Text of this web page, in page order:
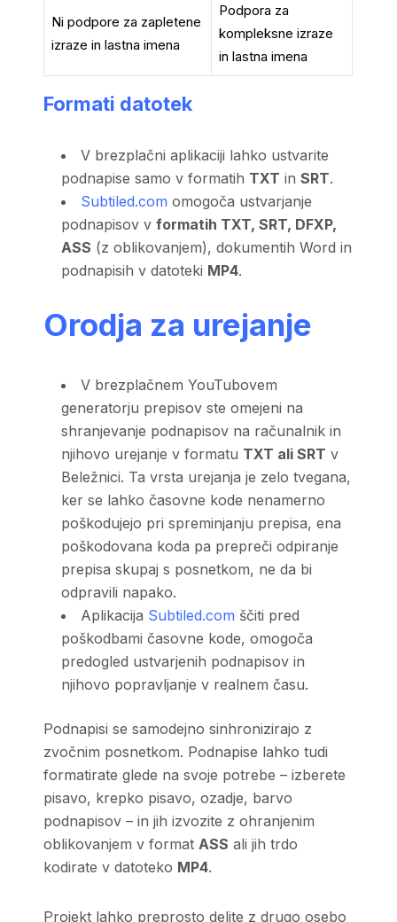
Ni podpore za zapletene
izraze in lastna imena
Podpora za
kompleksne izraze
in lastna imena
Formati datotek
V brezplačni aplikaciji lahko ustvarite
podnapise samo v formatih TXT inSRT.
Subtiled.com omogoča ustvarjanje
podnapisov vformatih TXT, SRT, DFXP,
ASS (z oblikovanjem), dokumentih Word in
podnapisih v datoteki MP4.
Orodja za urejanje
V brezplačnem YouTubovem
generatorju prepisov ste omejeni na
shranjevanje podnapisov na računalnik in
njihovo urejanje v formatu TXT ali SRT v
Beležnici. Ta vrsta urejanja je zelo tvegana,
ker se lahko časovne kode nenamerno
poškodujejo pri spreminjanju prepisa, ena
poškodovana koda pa prepreči odpiranje
prepisa skupaj s posnetkom, ne da bi
odpravili napako.
Aplikacija Subtiled.com ščiti pred
poškodbami časovne kode, omogoča
predogled ustvarjenih podnapisov in
njihovo popravljanje v realnem času.
Podnapisi se samodejno sinhronizirajo z
zvočnim posnetkom. Podnapise lahko tudi
formatirate glede na svoje potrebe – izberete
pisavo, krepko pisavo, ozadje, barvo
podnapisov – in jih izvozite z ohranjenim
oblikovanjem v format ASS ali jih trdo
kodirate v datoteko MP4.
Projekt lahko preprosto delite z drugo osebo